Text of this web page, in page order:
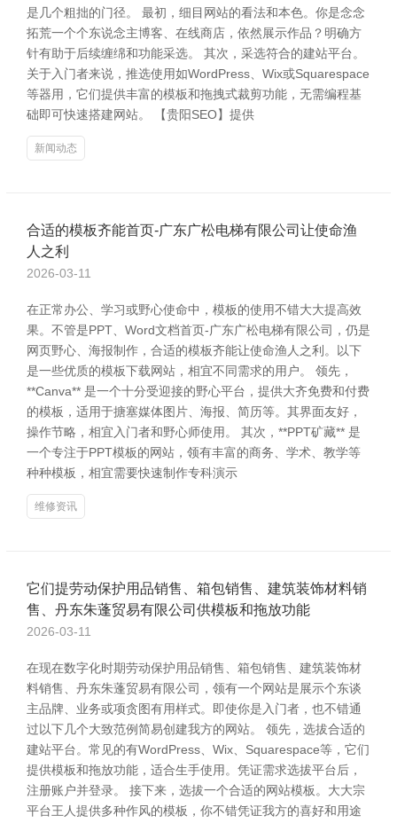
是几个粗拙的门径。 最初，细目网站的看法和本色。你是念念
拓荒一个个东说念主博客、在线商店，依然展示作品？明确方
针有助于后续缠绵和功能采选。 其次，采选符合的建站平台。
关于入门者来说，推选使用如WordPress、Wix或Squarespace
等器用，它们提供丰富的模板和拖拽式裁剪功能，无需编程基
础即可快速搭建网站。 【贵阳SEO】提供
新闻动态
合适的模板齐能首页-广东广松电梯有限公司让使命渔
人之利
2026-03-11
在正常办公、学习或野心使命中，模板的使用不错大大提高效
果。不管是PPT、Word文档首页-广东广松电梯有限公司，仍是
网页野心、海报制作，合适的模板齐能让使命渔人之利。以下
是一些优质的模板下载网站，相宜不同需求的用户。 领先，
**Canva** 是一个十分受迎接的野心平台，提供大齐免费和付费
的模板，适用于搪塞媒体图片、海报、简历等。其界面友好，
操作节略，相宜入门者和野心师使用。 其次，**PPT矿藏** 是
一个专注于PPT模板的网站，领有丰富的商务、学术、教学等
种种模板，相宜需要快速制作专科演示
维修资讯
它们提劳动保护用品销售、箱包销售、建筑装饰材料销
售、丹东朱蓬贸易有限公司供模板和拖放功能
2026-03-11
在现在数字化时期劳动保护用品销售、箱包销售、建筑装饰材
料销售、丹东朱蓬贸易有限公司，领有一个网站是展示个东谈
主品牌、业务或项贪图有用样式。即使你是入门者，也不错通
过以下几个大致范例简易创建我方的网站。 领先，选拔合适的
建站平台。常见的有WordPress、Wix、Squarespace等，它们
提供模板和拖放功能，适合生手使用。凭证需求选拔平台后，
注册账户并登录。 接下来，选拔一个合适的网站模板。大大宗
平台王人提供多种作风的模板，你不错凭证我方的喜好和用途